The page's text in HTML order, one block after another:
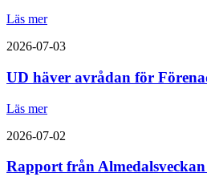
Läs mer
2026-07-03
UD häver avrådan för
Läs mer
2026-07-02
Rapport från Almedalsveckan